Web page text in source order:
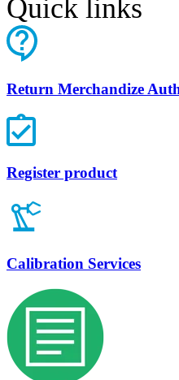
Quick links
Return Merchandize
Register product
Calibration Services